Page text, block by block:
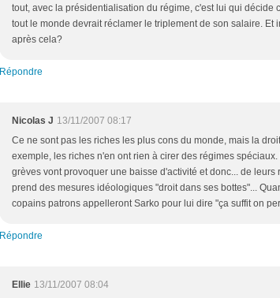
tout, avec la présidentialisation du régime, c'est lui qui décide
tout le monde devrait réclamer le triplement de son salaire. Et
après cela?
Répondre
Nicolas J 13/11/2007 08:17
Ce ne sont pas les riches les plus cons du monde, mais la
exemple, les riches n'en ont rien à cirer des régimes
grèves vont provoquer une baisse d'activité et donc... de leurs
prend des mesures idéologiques "droit dans ses bottes"...
copains patrons appelleront Sarko pour lui dire "ça suffit on
Répondre
Ellie 13/11/2007 08:04